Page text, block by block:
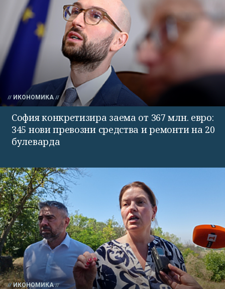
ИКОНОМИКА
София конкретизира заема от 367 млн. евро:
345 нови превозни средства и ремонти на 20
булеварда
ИКОНОМИКА